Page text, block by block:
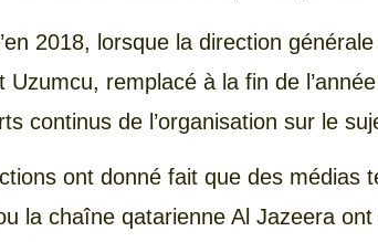
2018, lorsque la direction
Uzumcu, remplacé à la fin de
continus de l’organisation sur le
ont donné fait que des médias
la chaîne qatarienne Al Jazeera